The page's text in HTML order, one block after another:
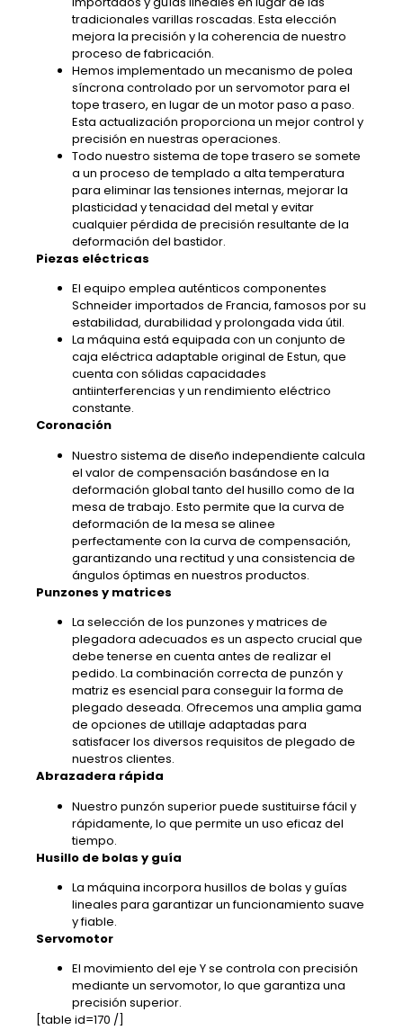
tradicionales varillas roscadas. Esta elección
mejora la precisión y la coherencia de nuestro
proceso de fabricación.
Hemos implementado un mecanismo de polea
síncrona controlado por un servomotor para el
tope trasero, en lugar de un motor paso a paso.
Esta actualización proporciona un mejor control y
precisión en nuestras operaciones.
Todo nuestro sistema de tope trasero se somete
a un proceso de templado a alta temperatura
para eliminar las tensiones internas, mejorar la
plasticidad y tenacidad del metal y evitar
cualquier pérdida de precisión resultante de la
deformación del bastidor.
Piezas eléctricas
El equipo emplea auténticos componentes
Schneider importados de Francia, famosos por su
estabilidad, durabilidad y prolongada vida útil.
La máquina está equipada con un conjunto de
caja eléctrica adaptable original de Estun, que
cuenta con sólidas capacidades
antiinterferencias y un rendimiento eléctrico
constante.
Coronación
Nuestro sistema de diseño independiente calcula
el valor de compensación basándose en la
deformación global tanto del husillo como de la
mesa de trabajo. Esto permite que la curva de
deformación de la mesa se alinee
perfectamente con la curva de compensación,
garantizando una rectitud y una consistencia de
ángulos óptimas en nuestros productos.
Punzones y matrices
La selección de los punzones y matrices de
plegadora adecuados es un aspecto crucial que
debe tenerse en cuenta antes de realizar el
pedido. La combinación correcta de punzón y
matriz es esencial para conseguir la forma de
plegado deseada. Ofrecemos una amplia gama
de opciones de utillaje adaptadas para
satisfacer los diversos requisitos de plegado de
nuestros clientes.
Abrazadera rápida
Nuestro punzón superior puede sustituirse fácil y
rápidamente, lo que permite un uso eficaz del
tiempo.
Husillo de bolas y guía
La máquina incorpora husillos de bolas y guías
lineales para garantizar un funcionamiento suave
y fiable.
Servomotor
El movimiento del eje Y se controla con precisión
mediante un servomotor, lo que garantiza una
precisión superior.
[table id=170 /]